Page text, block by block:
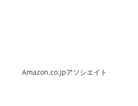
Amazon.co.jpアソシエイト